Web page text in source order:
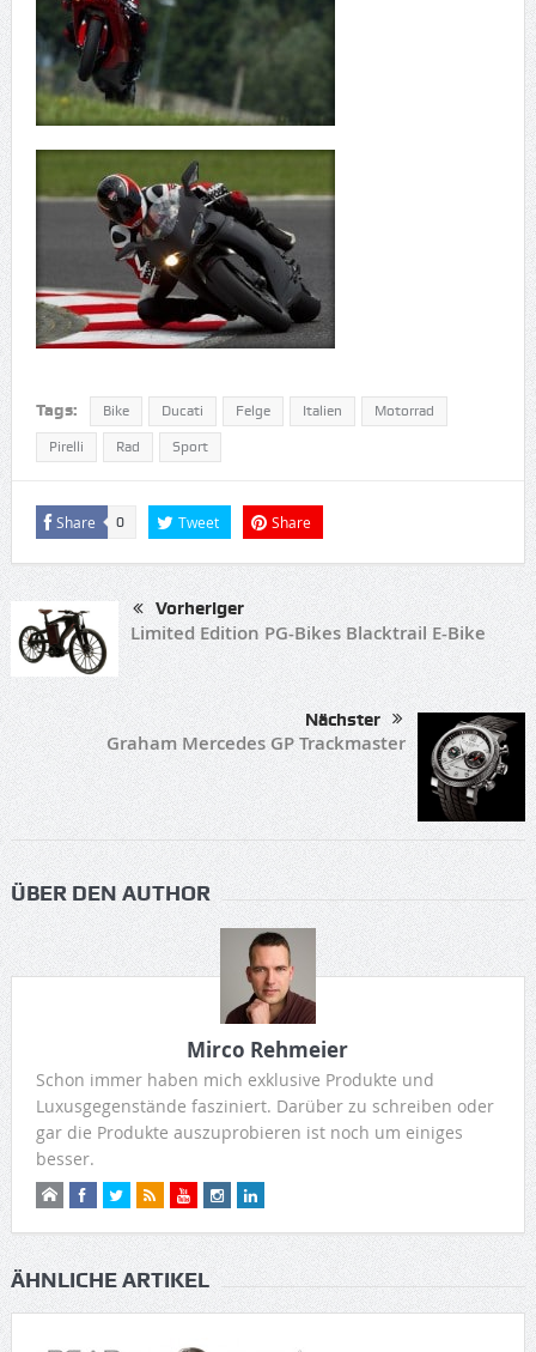
Tags: Bike Ducati Felge Italien Motorrad
Pirelli Rad Sport
Share 0 Tweet Share
Vorheriger
Limited Edition PG-Bikes Blacktrail E-Bike
Nächster
Graham Mercedes GP Trackmaster
ÜBER DEN AUTHOR
Mirco Rehmeier
Schon immer haben mich exklusive Produkte und
Luxusgegenstände fasziniert. Darüber zu schreiben oder
gar die Produkte auszuprobieren ist noch um einiges
besser.
ÄHNLICHE ARTIKEL